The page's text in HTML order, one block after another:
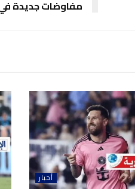
مفاوضات جديدة في
أخبار